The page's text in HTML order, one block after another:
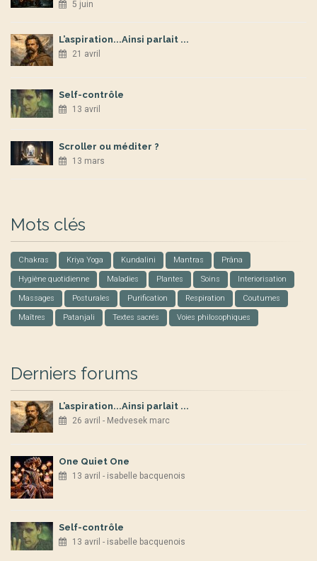
5 juin
L’aspiration...Ainsi parlait ...
21 avril
Self-contrôle
13 avril
Scroller ou méditer ?
13 mars
Mots clés
Chakras Kriya Yoga Kundalini Mantras Prâna
Hygiène quotidienne Maladies Plantes Soins Interiorisation
Massages Posturales Purification Respiration Coutumes
Maîtres Patanjali Textes sacrés Voies philosophiques
Derniers forums
L’aspiration...Ainsi parlait ...
26 avril - Medvesek marc
One Quiet One
13 avril - isabelle bacquenois
Self-contrôle
13 avril - isabelle bacquenois